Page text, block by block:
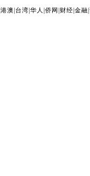
|港澳 台湾 |华人 |侨网 财经 |金融 |